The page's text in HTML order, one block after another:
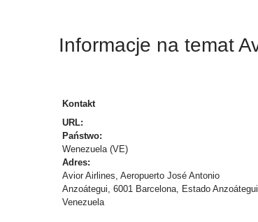
Informacje na temat
Kontakt
URL:
Państwo:
Wenezuela (VE)
Adres:
Avior Airlines, Aeropuerto José Antonio
Anzoátegui, 6001 Barcelona, Estado
Venezuela